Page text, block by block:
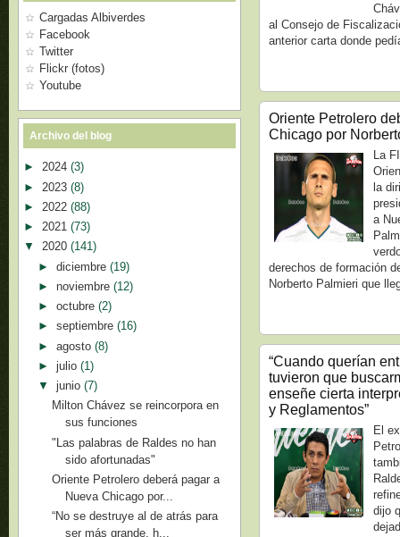
al Consejo de
anterior carta donde
Oriente Petrolero
Chicago por
La
la
a
derechos de formación
Norberto Palmieri que
“Cuando querían
tuvieron que
enseñe cierta
y Reglamentos”
El
dijo
Cargadas Albiverdes
Facebook
Twitter
Flickr (fotos)
Youtube
Archivo del blog
► 2024 (3)
► 2023 (8)
► 2022 (88)
► 2021 (73)
▼ 2020 (141)
► diciembre (19)
► noviembre (12)
► octubre (2)
► septiembre (16)
► agosto (8)
► julio (1)
▼ junio (7)
Milton Chávez se reincorpora en
sus funciones
"Las palabras de Raldes no han
sido afortunadas"
Oriente Petrolero deberá pagar a
Nueva Chicago por...
“No se destruye al de atrás para
ser más grande, h...